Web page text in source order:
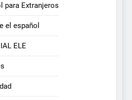
para Extranjeros
el español
ELE